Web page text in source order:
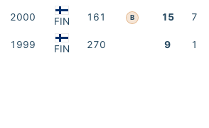
2000 FIN 161 B 15 7
1999 FIN 270 9 1